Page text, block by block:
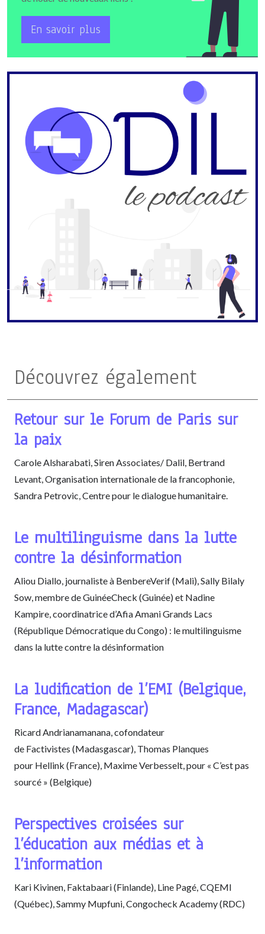
En savoir plus
Découvrez également
Retour sur le Forum de Paris sur
la paix
Carole Alsharabati, Siren Associates/ Dalil, Bertrand
Levant, Organisation internationale de la francophonie,
Sandra Petrovic, Centre pour le dialogue humanitaire.
Le multilinguisme dans la lutte
contre la désinformation
Aliou Diallo, journaliste à BenbereVerif (Mali), Sally Bilaly
Sow, membre de GuinéeCheck (Guinée) et Nadine
Kampire, coordinatrice d’Afia Amani Grands Lacs
(République Démocratique du Congo) : le multilinguisme
dans la lutte contre la désinformation
La ludification de l’EMI (Belgique,
France, Madagascar)
Ricard Andrianamanana, cofondateur
de Factivistes (Madasgascar), Thomas Planques
pour Hellink (France), Maxime Verbesselt, pour « C’est pas
sourcé » (Belgique)
Perspectives croisées sur
l’éducation aux médias et à
l’information
Kari Kivinen, Faktabaari (Finlande), Line Pagé, CQEMI
(Québec), Sammy Mupfuni, Congocheck Academy (RDC)